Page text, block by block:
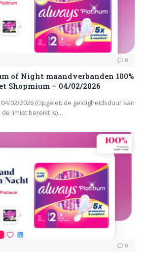
0
of Night maandverbanden 100%
Shopmium – 04/02/2026
02/2026 (Opgelet: de geldigheidsduur kan
limiet bereikt is)…
0